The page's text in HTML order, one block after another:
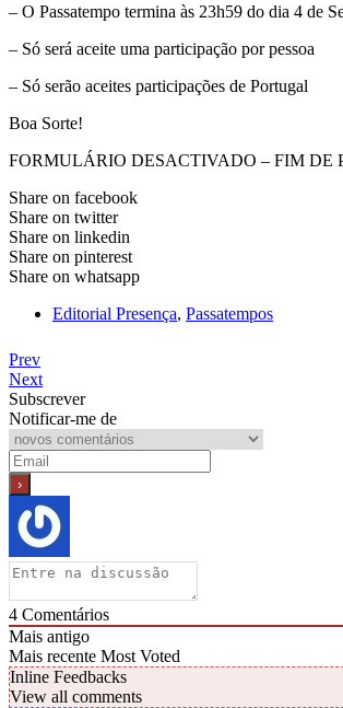
– O Passatempo termina às 23h59 do dia 4 de
– Só será aceite uma participação por pessoa
– Só serão aceites participações de Portugal
Boa Sorte!
FORMULÁRIO DESACTIVADO – FIM DE
Share on facebook
Share on twitter
Share on linkedin
Share on pinterest
Share on whatsapp
Editorial Presença, Passatempos
Prev
Next
Subscrever
Notificar-me de
4 Comentários
Mais antigo
Mais recente Most Voted
Inline Feedbacks
View all comments